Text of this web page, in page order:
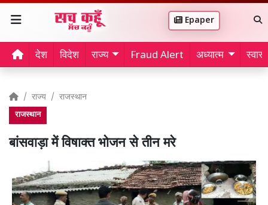
Epaper
देश विदेश राज्य Fraud Alert अध्यात्म
राज्य राजस्थान
राजस्थान
बांसवाड़ा में विषाक्त भोजन से तीन मरे